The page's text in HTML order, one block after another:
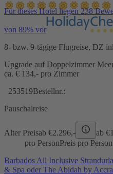
Für dieses Hotel liegen 238
von 89% vor
8- bzw. 9-tägige Flugreise, DZ
Upgrade auf Doppelzimmer
ca. € 134,- pro Zimmer
253519Bestellnr.:
Pauschalreise
Alter Preisab €2.296,- ab €
pro PersonPreis pro Person
Barbados All Inclusive
& Spa oder The Abidah by Accra